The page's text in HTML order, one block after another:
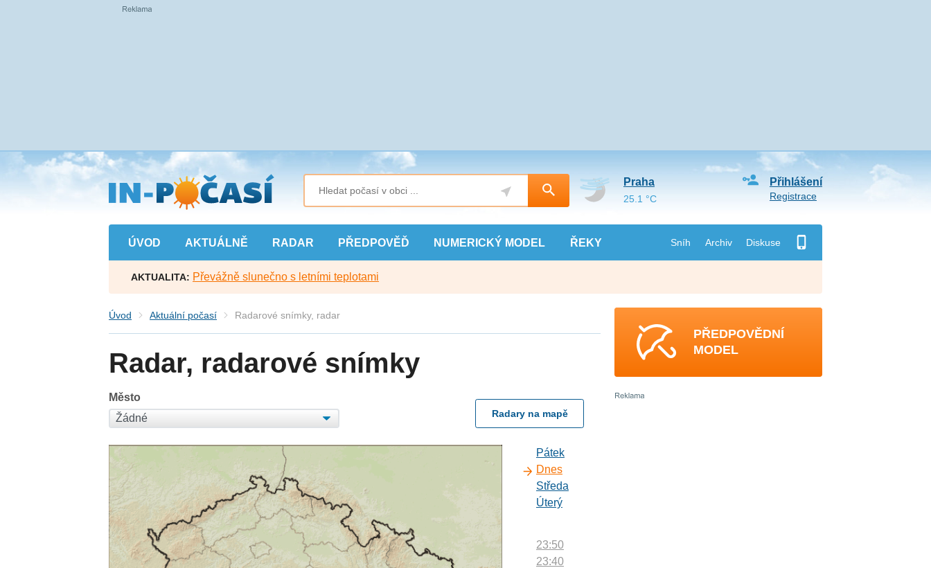
Přejít
na
hlavní
obsah
ÚVOD AKTUÁLNĚ RADAR PŘEDPOVĚĎ NUMERICKÝ MODEL ŘEKY Sníh Archiv Diskuse
Přihlášení
Registrace
Praha
25.1 °C
AKTUALITA: Převážně slunečno s letními teplotami
Úvod Aktuální počasí Radarové snímky, radar
Radar, radarové snímky
Město
Radary na mapě
Pátek
Dnes
Středa
Úterý
23:50
23:40
PŘEDPOVĚDNÍ
MODEL